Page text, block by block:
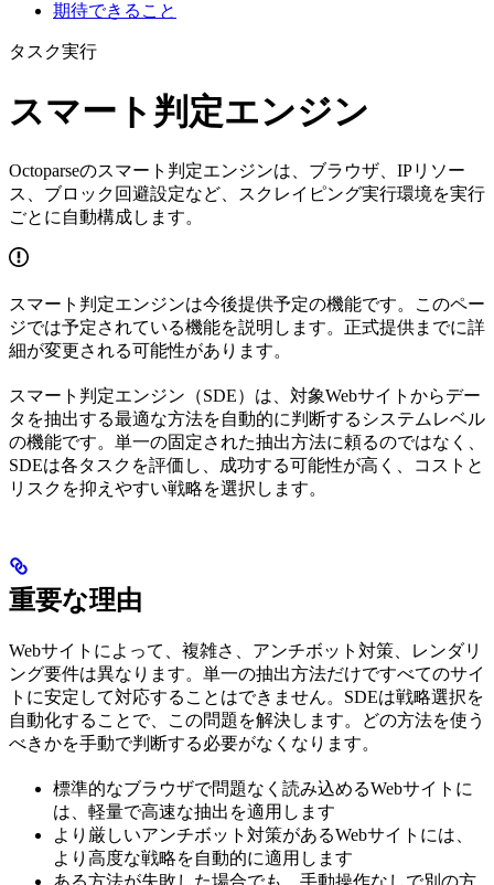
期待できること
タスク実行
スマート判定エンジン
Octoparseのスマート判定エンジンは、ブラウザ、IPリソー
ス、ブロック回避設定など、スクレイピング実行環境を実行
ごとに自動構成します。
スマート判定エンジンは今後提供予定の機能です。このペー
ジでは予定されている機能を説明します。正式提供までに詳
細が変更される可能性があります。
スマート判定エンジン（SDE）は、対象Webサイトからデー
タを抽出する最適な方法を自動的に判断するシステムレベル
の機能です。単一の固定された抽出方法に頼るのではなく、
SDEは各タスクを評価し、成功する可能性が高く、コストと
リスクを抑えやすい戦略を選択します。
重要な理由
Webサイトによって、複雑さ、アンチボット対策、レンダリ
ング要件は異なります。単一の抽出方法だけですべてのサイ
トに安定して対応することはできません。SDEは戦略選択を
自動化することで、この問題を解決します。どの方法を使う
べきかを手動で判断する必要がなくなります。
標準的なブラウザで問題なく読み込めるWebサイトに
は、軽量で高速な抽出を適用します
より厳しいアンチボット対策があるWebサイトには、
より高度な戦略を自動的に適用します
ある方法が失敗した場合でも、手動操作なしで別の方